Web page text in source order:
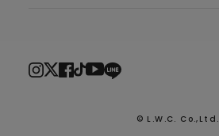
© L.W.C. Co.,Ltd.